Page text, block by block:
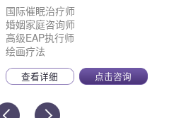
国际催眠治疗师
婚姻家庭咨询师
高级EAP执行师
绘画疗法
查看详细 点击咨询